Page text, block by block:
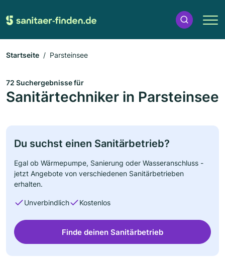
Startseite Parsteinsee
72 Suchergebnisse für
Sanitärtechniker in Parsteinsee
Du suchst einen Sanitärbetrieb?
Egal ob Wärmepumpe, Sanierung oder Wasseranschluss -
jetzt Angebote von verschiedenen Sanitärbetrieben
erhalten.
Unverbindlich Kostenlos
Finde deinen Sanitärbetrieb